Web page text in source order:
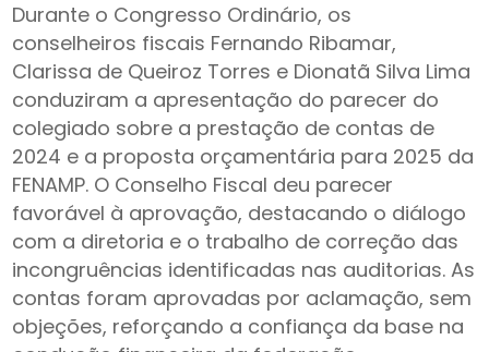
Durante o Congresso Ordinário, os
conselheiros fiscais Fernando Ribamar,
Clarissa de Queiroz Torres e Dionatã Silva Lima
conduziram a apresentação do parecer do
colegiado sobre a prestação de contas de
2024 e a proposta orçamentária para 2025 da
FENAMP. O Conselho Fiscal deu parecer
favorável à aprovação, destacando o diálogo
com a diretoria e o trabalho de correção das
incongruências identificadas nas auditorias. As
contas foram aprovadas por aclamação, sem
objeções, reforçando a confiança da base na